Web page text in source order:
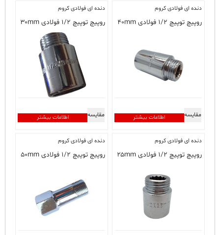
دنده ای فولادی کروم
روپیچ توپیچ ۱/۲ فولادی ۴۰mm
اطلاعات بیشتر مقایسه
دنده ای فولادی کروم
روپیچ توپیچ ۱/۲ فولادی ۳۰mm
اطلاعات بیشتر مقایسه
دنده ای فولادی کروم
روپیچ توپیچ ۱/۲ فولادی ۲۵mm
دنده ای فولادی کروم
روپیچ توپیچ ۱/۲ فولادی ۵۰mm